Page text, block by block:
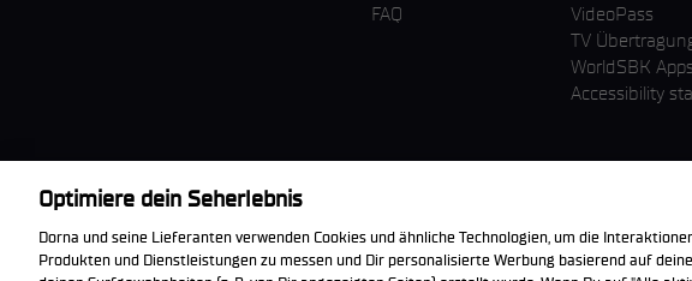
FAQ
VideoPass
TV
WorldSBK Apps
Accessibility
Die offizielle
WorldSBK App
Optimiere dein Seherlebnis
Dorna und seine Lieferanten verwenden Cookies und ähnliche Technologien, um die
Produkten und Dienstleistungen zu messen und Dir personalisierte Werbung basierend auf